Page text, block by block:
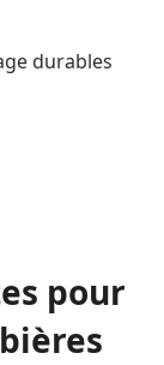
durables
pour